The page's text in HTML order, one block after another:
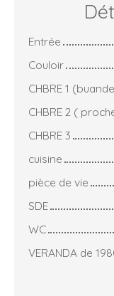
Entrée
Couloir
CHBRE 1
CHBRE 2 (
CHBRE 3
cuisine
pièce de vie
SDE
WC
VERANDA de